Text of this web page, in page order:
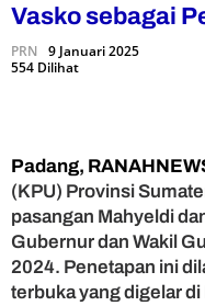
n
m
b
a
S
a
h
Vasko sebagai
PRN 9 Januari 2025
554 Dilihat
Padang,
(KPU) Provinsi
pasangan Mahyeldi
Gubernur dan Wakil
2024. Penetapan ini
terbuka yang digelar